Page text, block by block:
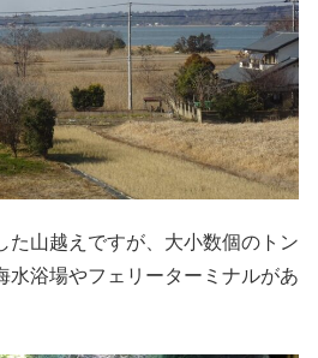
た山越えですが、大小数個のトン
水浴場やフェリーターミナルがあ